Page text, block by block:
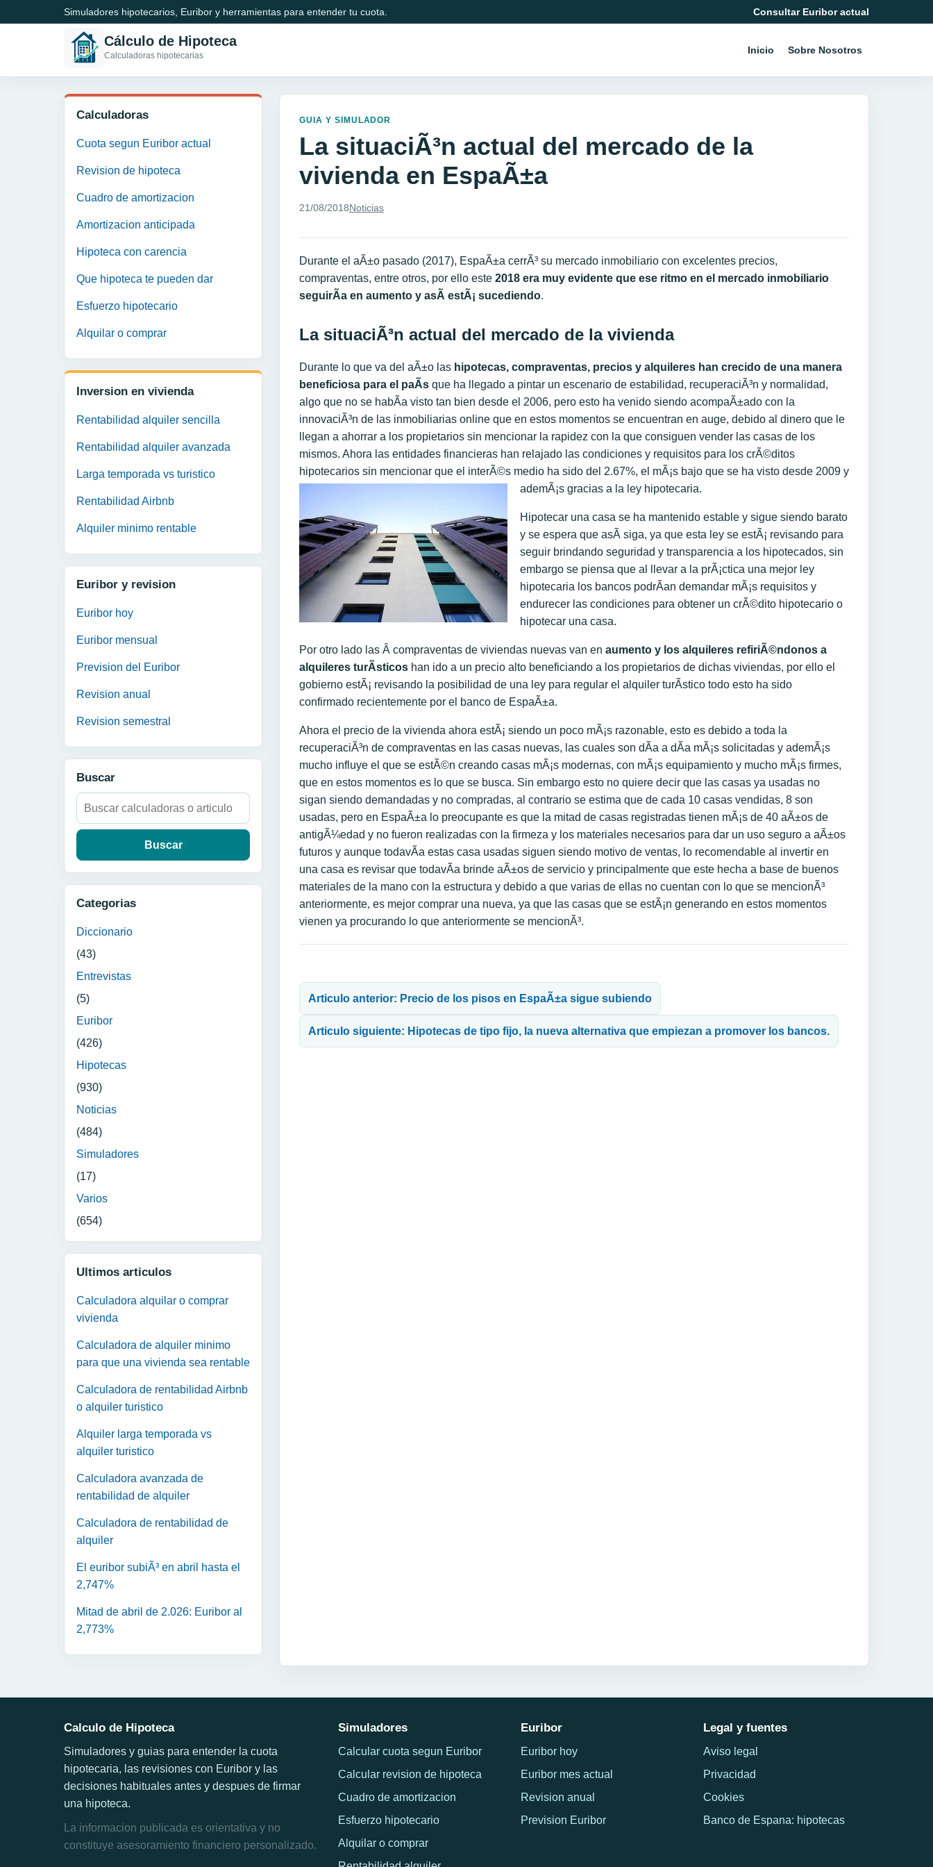
Simuladores hipotecarios, Euribor y herramientas para entender tu cuota. Consultar Euribor actual
Cálculo de Hipoteca
Calculadoras hipotecarias Inicio Sobre Nosotros
Calculadoras
Cuota segun Euribor actual
Revision de hipoteca
Cuadro de amortizacion
Amortizacion anticipada
Hipoteca con carencia
Que hipoteca te pueden dar
Esfuerzo hipotecario
Alquilar o comprar
Inversion en vivienda
Rentabilidad alquiler sencilla
Rentabilidad alquiler avanzada
Larga temporada vs turistico
Rentabilidad Airbnb
Alquiler minimo rentable
Euribor y revision
Euribor hoy
Euribor mensual
Prevision del Euribor
Revision anual
Revision semestral
Buscar
Buscar:
Categorias
Diccionario
(43)
Entrevistas
(5)
Euribor
(426)
Hipotecas
(930)
Noticias
(484)
Simuladores
(17)
Varios
(654)
Ultimos articulos
Calculadora alquilar o comprar
vivienda
Calculadora de alquiler minimo
para que una vivienda sea rentable
Calculadora de rentabilidad Airbnb
o alquiler turistico
Alquiler larga temporada vs
alquiler turistico
Calculadora avanzada de
rentabilidad de alquiler
Calculadora de rentabilidad de
alquiler
El euribor subiÃ³ en abril hasta el
2,747%
Mitad de abril de 2.026: Euribor al
2,773%
GUIA Y SIMULADOR
La situaciÃ³n actual del mercado de la
vivienda en EspaÃ±a
21/08/2018Noticias
Durante el aÃ±o pasado (2017), EspaÃ±a cerrÃ³ su mercado inmobiliario con excelentes precios,
compraventas, entre otros, por ello este 2018 era muy evidente que ese ritmo en el mercado inmobiliario
seguirÃ­a en aumento y asÃ­ estÃ¡ sucediendo.
La situaciÃ³n actual del mercado de la vivienda
Durante lo que va del aÃ±o las hipotecas, compraventas, precios y alquileres han crecido de una manera
beneficiosa para el paÃ­s que ha llegado a pintar un escenario de estabilidad, recuperaciÃ³n y normalidad,
algo que no se habÃ­a visto tan bien desde el 2006, pero esto ha venido siendo acompaÃ±ado con la
innovaciÃ³n de las inmobiliarias online que en estos momentos se encuentran en auge, debido al dinero que le
llegan a ahorrar a los propietarios sin mencionar la rapidez con la que consiguen vender las casas de los
mismos. Ahora las entidades financieras han relajado las condiciones y requisitos para los crÃ©ditos
hipotecarios sin mencionar que el interÃ©s medio ha sido del 2.67%, el mÃ¡s bajo que se ha visto desde 2009 y
ademÃ¡s gracias a la ley hipotecaria.
Hipotecar una casa se ha mantenido estable y sigue siendo barato
y se espera que asÃ­ siga, ya que esta ley se estÃ¡ revisando para
seguir brindando seguridad y transparencia a los hipotecados, sin
embargo se piensa que al llevar a la prÃ¡ctica una mejor ley
hipotecaria los bancos podrÃ­an demandar mÃ¡s requisitos y
endurecer las condiciones para obtener un crÃ©dito hipotecario o
hipotecar una casa.
Por otro lado las Â compraventas de viviendas nuevas van en aumento y los alquileres refiriÃ©ndonos a
alquileres turÃ­sticos han ido a un precio alto beneficiando a los propietarios de dichas viviendas, por ello el
gobierno estÃ¡ revisando la posibilidad de una ley para regular el alquiler turÃ­stico todo esto ha sido
confirmado recientemente por el banco de EspaÃ±a.
Ahora el precio de la vivienda ahora estÃ¡ siendo un poco mÃ¡s razonable, esto es debido a toda la
recuperaciÃ³n de compraventas en las casas nuevas, las cuales son dÃ­a a dÃ­a mÃ¡s solicitadas y ademÃ¡s
mucho influye el que se estÃ©n creando casas mÃ¡s modernas, con mÃ¡s equipamiento y mucho mÃ¡s firmes,
que en estos momentos es lo que se busca. Sin embargo esto no quiere decir que las casas ya usadas no
sigan siendo demandadas y no compradas, al contrario se estima que de cada 10 casas vendidas, 8 son
usadas, pero en EspaÃ±a lo preocupante es que la mitad de casas registradas tienen mÃ¡s de 40 aÃ±os de
antigÃ¼edad y no fueron realizadas con la firmeza y los materiales necesarios para dar un uso seguro a aÃ±os
futuros y aunque todavÃ­a estas casa usadas siguen siendo motivo de ventas, lo recomendable al invertir en
una casa es revisar que todavÃ­a brinde aÃ±os de servicio y principalmente que este hecha a base de buenos
materiales de la mano con la estructura y debido a que varias de ellas no cuentan con lo que se mencionÃ³
anteriormente, es mejor comprar una nueva, ya que las casas que se estÃ¡n generando en estos momentos
vienen ya procurando lo que anteriormente se mencionÃ³.
Articulo anterior: Precio de los pisos en EspaÃ±a sigue subiendo
Articulo siguiente: Hipotecas de tipo fijo, la nueva alternativa que empiezan a promover los bancos.
Calculo de Hipoteca
Simuladores y guias para entender la cuota
hipotecaria, las revisiones con Euribor y las
decisiones habituales antes y despues de firmar
una hipoteca.
La informacion publicada es orientativa y no
constituye asesoramiento financiero personalizado.
Simuladores
Calcular cuota segun Euribor
Calcular revision de hipoteca
Cuadro de amortizacion
Esfuerzo hipotecario
Alquilar o comprar
Euribor
Euribor hoy
Euribor mes actual
Revision anual
Prevision Euribor
Legal y fuentes
Aviso legal
Privacidad
Cookies
Banco de Espana: hipotecas